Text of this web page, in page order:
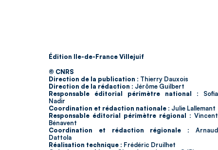
Édition Ile-de-France Villejuif
© CNRS
Direction de la publication : Thierry Dauxois
Direction de la rédaction : Jérôme Guilbert
Responsable éditorial périmètre national : Sofia
Nadir
Coordination et rédaction nationale : Julie Lallemant
Responsable éditorial périmètre régional : Vincent
Bénavent
Coordination et rédaction régionale : Arnaud
Dattola
Réalisation technique : Frédéric Druilhet